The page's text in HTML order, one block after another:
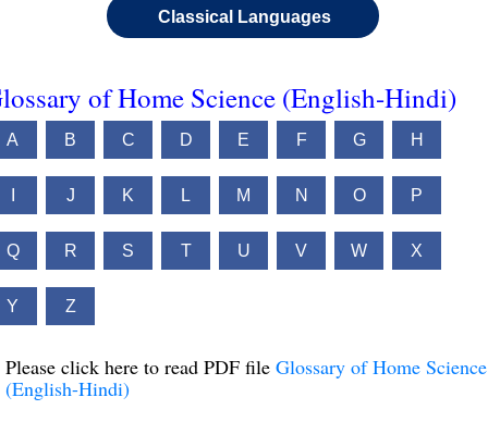
Classical Languages
of Home Science (English-Hindi)
A B C D E F G H
J K L M N O P
Q R S T U V W X
Y Z
Please click here to read PDF file Glossary of Home Science
(English-Hindi)